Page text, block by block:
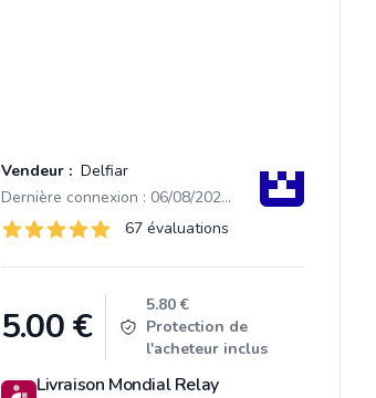
Vendeur : Delfiar
Dernière connexion : 06/08/2026 14:14
Évaluations
67 sur 5 étoiles 67 évaluations
Product information
5.00€
5.80 €
Protection de
l'acheteur inclus
Livraison Mondial Relay